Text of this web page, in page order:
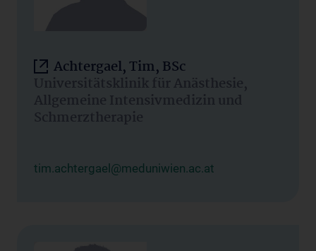
Achtergael, Tim, BSc
Universitätsklinik für Anästhesie,
Allgemeine Intensivmedizin und
Schmerztherapie
tim.achtergael@meduniwien.ac.at